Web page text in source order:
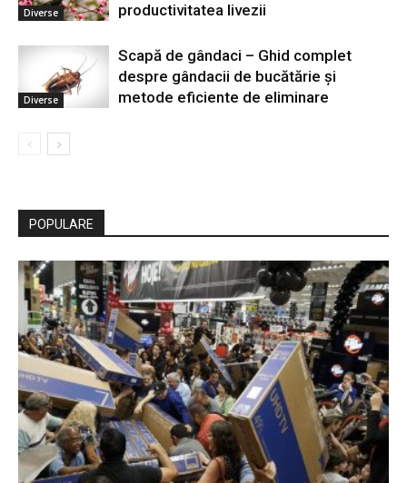
Diverse
productivitatea livezii
Diverse
Scapă de gândaci – Ghid complet
despre gândacii de bucătărie și
metode eficiente de eliminare
POPULARE